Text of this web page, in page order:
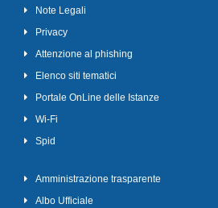
Note Legali
Privacy
Attenzione al phishing
Elenco siti tematici
Portale OnLine delle Istanze
Wi-Fi
Spid
Amministrazione trasparente
Albo Ufficiale